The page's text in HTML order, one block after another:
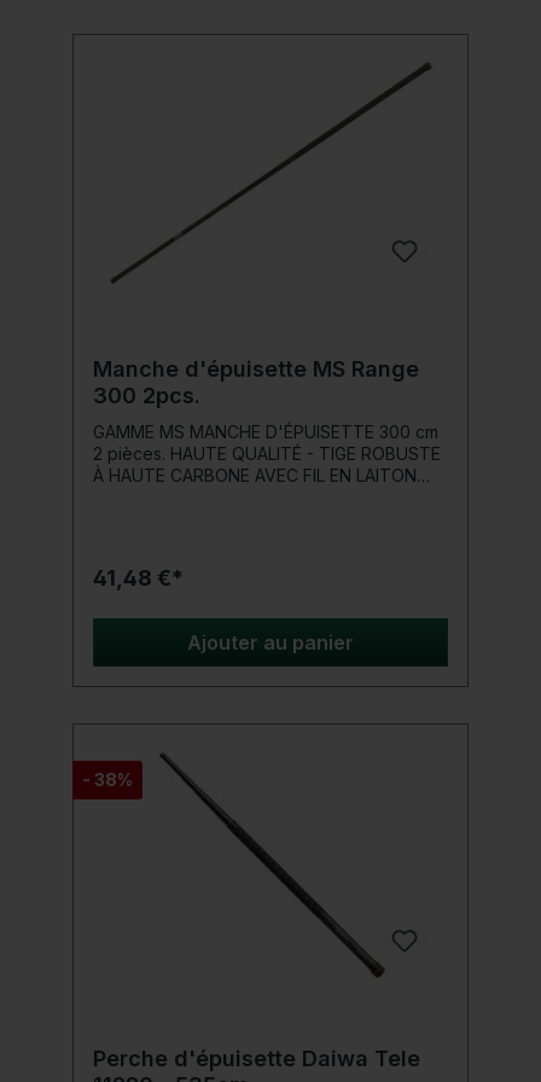
Manche d'épuisette MS Range
300 2pcs.
GAMME MS MANCHE D'ÉPUISETTE 300 cm
2 pièces. HAUTE QUALITÉ - TIGE ROBUSTE
À HAUTE CARBONE AVEC FIL EN LAITON
41,48 €*
Ajouter au panier
- 38%
Perche d'épuisette Daiwa Tele